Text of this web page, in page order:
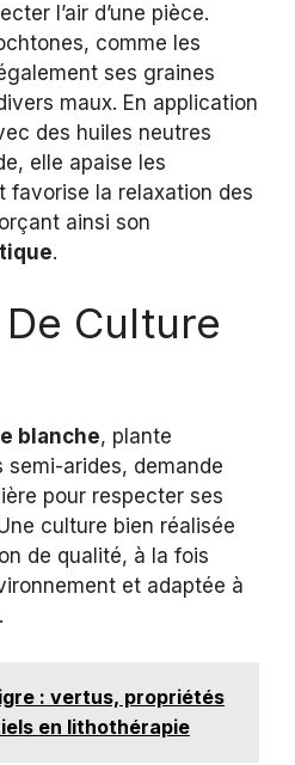
l’air d’une pièce.
comme les
ses graines
maux. En application
des huiles neutres
elle apaise les
favorise la relaxation des
ainsi son
.
Culture
blanche, plante
semi-arides, demande
pour respecter ses
culture bien réalisée
de qualité, à la fois
et adaptée à
: vertus, propriétés
en lithothérapie